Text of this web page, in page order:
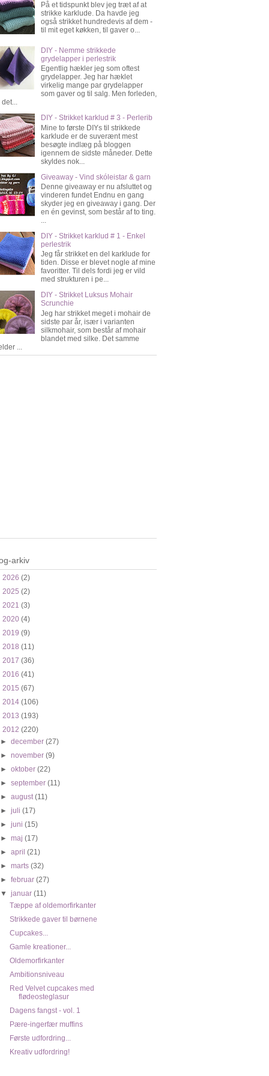
På et tidspunkt blev jeg træt af at
strikke karklude. Da havde jeg
også strikket hundredevis af dem -
til mit eget køkken, til gaver o...
DIY - Nemme strikkede
grydelapper i perlestrik
Egentlig hækler jeg som oftest
grydelapper. Jeg har hæklet
virkelig mange par grydelapper
som gaver og til salg. Men forleden,
det...
DIY - Strikket karklud # 3 - Perlerib
Mine to første DIYs til strikkede
karklude er de suverænt mest
besøgte indlæg på bloggen
igennem de sidste måneder. Dette
skyldes nok...
Giveaway - Vind skóleistar & garn
Denne giveaway er nu afsluttet og
vinderen fundet Endnu en gang
skyder jeg en giveaway i gang. Der
en én gevinst, som består af to ting.
...
DIY - Strikket karklud # 1 - Enkel
perlestrik
Jeg får strikket en del karklude for
tiden. Disse er blevet nogle af mine
favoritter. Til dels fordi jeg er vild
med strukturen i pe...
DIY - Strikket Luksus Mohair
Scrunchie
Jeg har strikket meget i mohair de
sidste par år, især i varianten
silkmohair, som består af mohair
blandet med silke. Det samme
...
arkiv
2026 (2)
2025 (2)
2021 (3)
2020 (4)
2019 (9)
2018 (11)
2017 (36)
2016 (41)
2015 (67)
2014 (106)
2013 (193)
2012 (220)
►december(27)
►november(9)
►oktober(22)
►september(11)
►august(11)
►juli(17)
►juni(15)
►maj(17)
►april(21)
►marts(32)
►februar(27)
▼januar(11)
Tæppe af oldemorfirkanter
Strikkede gaver til børnene
Cupcakes...
Gamle kreationer...
Oldemorfirkanter
Ambitionsniveau
Red Velvet cupcakes med
flødeosteglasur
Dagens fangst - vol. 1
Pære-ingerfær muffins
Første udfordring...
Kreativ udfordring!